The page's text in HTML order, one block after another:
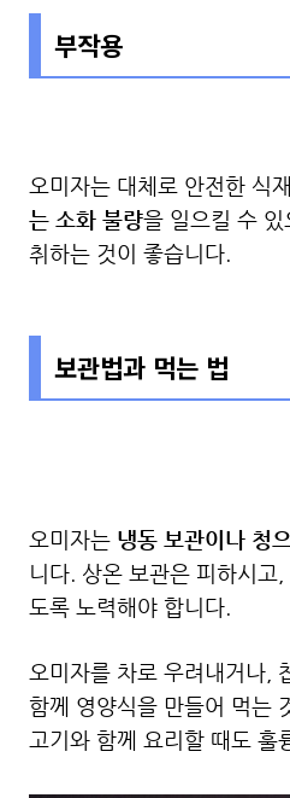
부작용
오미자는 대체로 안전한 식
는 소화 불량을 일으킬 수 있
취하는 것이 좋습니다.
보관법과 먹는 법
오미자는 냉동 보관이나 청
니다. 상온 보관은 피하시고
도록 노력해야 합니다.
오미자를 차로 우려내거나,
함께 영양식을 만들어 먹는
고기와 함께 요리할 때도 훌